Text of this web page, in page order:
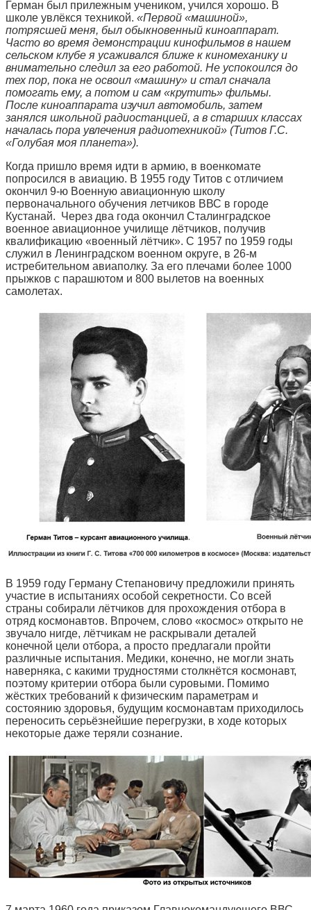
Герман был прилежным учеником, учился хорошо. В
школе увлёкся техникой. «Первой «машиной»,
потрясшей меня, был обыкновенный киноаппарат.
Часто во время демонстрации кинофильмов в нашем
сельском клубе я усаживался ближе к киномеханику и
внимательно следил за его работой. Не успокоился до
тех пор, пока не освоил «машину» и стал сначала
помогать ему, а потом и сам «крутить» фильмы.
После киноаппарата изучил автомобиль, затем
занялся школьной радиостанцией, а в старших классах
началась пора увлечения радиотехникой» (Титов Г.С.
«Голубая моя планета»).
Когда пришло время идти в армию, в военкомате
попросился в авиацию. В 1955 году Титов с отличием
окончил 9-ю Военную авиационную школу
первоначального обучения летчиков ВВС в городе
Кустанай. Через два года окончил Сталинградское
военное авиационное училище лётчиков, получив
квалификацию «военный лётчик». С 1957 по 1959 годы
служил в Ленинградском военном округе, в 26-м
истребительном авиаполку. За его плечами более 1000
прыжков с парашютом и 800 вылетов на военных
самолетах.
В 1959 году Герману Степановичу предложили принять
участие в испытаниях особой секретности. Со всей
страны собирали лётчиков для прохождения отбора в
отряд космонавтов. Впрочем, слово «космос» открыто не
звучало нигде, лётчикам не раскрывали деталей
конечной цели отбора, а просто предлагали пройти
различные испытания. Медики, конечно, не могли знать
наверняка, с какими трудностями столкнётся космонавт,
поэтому критерии отбора были суровыми. Помимо
жёстких требований к физическим параметрам и
состоянию здоровья, будущим космонавтам приходилось
переносить серьёзнейшие перегрузки, в ходе которых
некоторые даже теряли сознание.